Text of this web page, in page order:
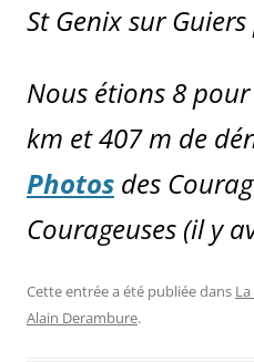
St Genix sur
Nous étions 8
km et 407 m de
Photos des
Courageuses (il y
Cette entrée a été publiée dans
Alain Derambure.